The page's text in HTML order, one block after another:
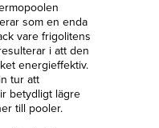
som en enda
vare frigolitens
i att den
energieffektiv.
tur att
betydligt lägre
till pooler.